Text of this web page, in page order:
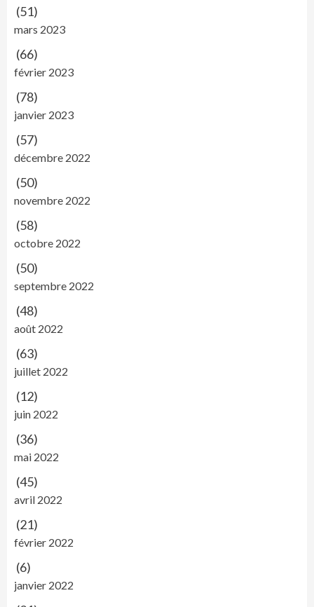
(51)
mars 2023
(66)
février 2023
(78)
janvier 2023
(57)
décembre 2022
(50)
novembre 2022
(58)
octobre 2022
(50)
septembre 2022
(48)
août 2022
(63)
juillet 2022
(12)
juin 2022
(36)
mai 2022
(45)
avril 2022
(21)
février 2022
(6)
janvier 2022